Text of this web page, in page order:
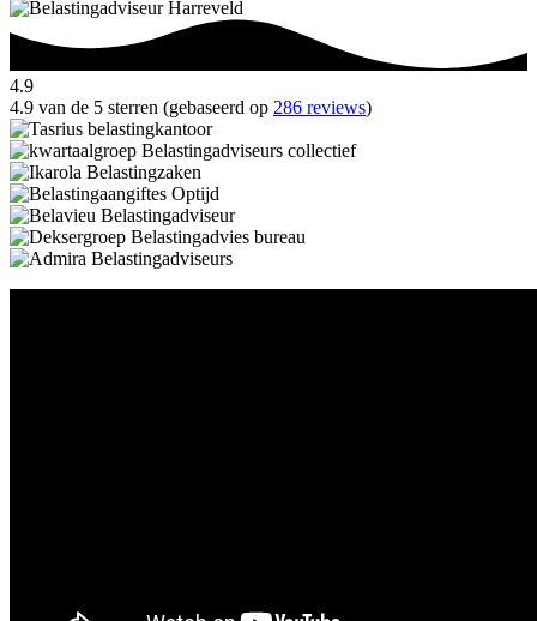
4.9
4.9 van de 5 sterren (gebaseerd op 286 reviews)